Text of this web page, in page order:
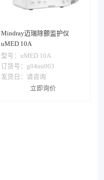
Mindray迈瑞除颤监护仪
uMED 10A
型号：uMED 10A
订货号：g04mi003
发货日： 请咨询
立即询价